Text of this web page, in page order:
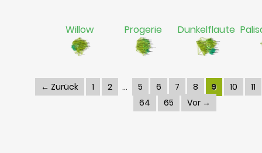
Willow Progerie Dunkelflaute
← Zurück 1 2 5 6 7 8 9 10
11
64
65 Vor →